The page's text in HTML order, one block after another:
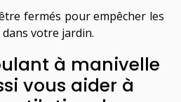
fermés pour empêcher les
votre jardin.
à manivelle
vous aider à